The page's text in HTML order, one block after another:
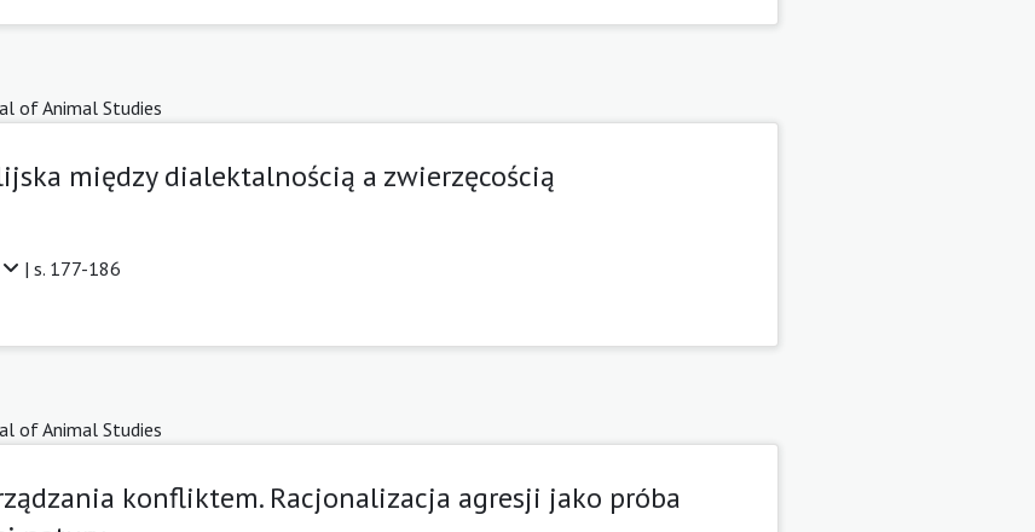
of Animal Studies
między dialektalnością a zwierzęcością
| s. 177-186
of Animal Studies
konfliktem. Racjonalizacja agresji jako próba